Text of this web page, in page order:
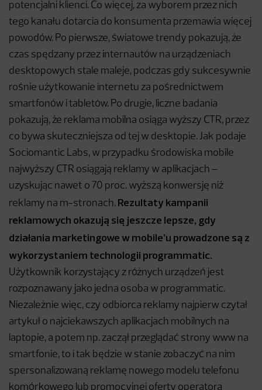
potencjalni klienci. Co więcej, za wyborem przez nich
tego kanału dotarcia do konsumenta przemawia więcej
powodów. Po pierwsze, światowe trendy pokazują, że
czas spędzany przez internautów na urządzeniach
desktopowych stale maleje, podczas gdy sukcesywnie
rośnie użytkowanie internetu za pośrednictwem
smartfonów i tabletów. Po drugie, liczne badania
pokazują, że reklama mobilna osiąga wyższy CTR, przez
co bywa skuteczniejsza od tej w desktopie. Jak podaje
Sociomantic Labs, w przypadku środowiska mobile
najwyższy CTR osiągają reklamy w aplikacjach –
uzyskując nawet o 70 proc. wyższą konwersję niż
reklamy na m-stronach. Rezultaty kampanii
reklamowych okazują się jeszcze lepsze, gdy
działania marketingowe w mobile’u prowadzone są z
wykorzystaniem technologii programmatic.
Użytkownik korzystający z różnych urządzeń jest
rozpoznawany jako jedna osoba w programmatic.
Niezależnie więc, czy odbiorca reklamy najpierw czytał
artykuł o najciekawszych aplikacjach mobilnych na
laptopie, a potem np. zaczął przeglądać strony www na
smartfonie, to i tak będzie w stanie zobaczyć na nim
spersonalizowaną reklamę nowego modelu telefonu
komórkowego lub promocyjnej oferty operatora